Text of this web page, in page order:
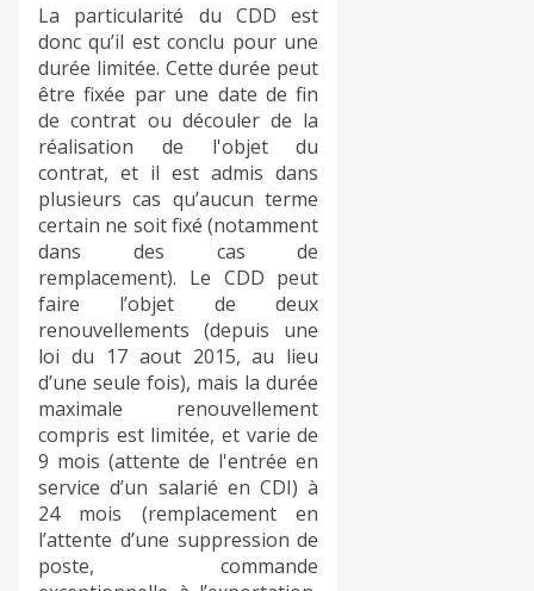
La particularité du CDD est
donc qu’il est conclu pour une
durée limitée. Cette durée peut
être fixée par une date de fin
de contrat ou découler de la
réalisation de l'objet du
contrat, et il est admis dans
plusieurs cas qu’aucun terme
certain ne soit fixé (notamment
dans des cas de
remplacement). Le CDD peut
faire l’objet de deux
renouvellements (depuis une
loi du 17 aout 2015, au lieu
d’une seule fois), mais la durée
maximale renouvellement
compris est limitée, et varie de
9 mois (attente de l'entrée en
service d’un salarié en CDI) à
24 mois (remplacement en
l’attente d’une suppression de
poste, commande